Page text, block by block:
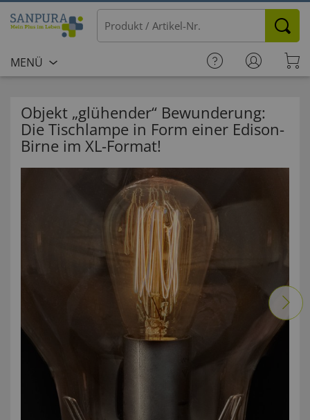
MENÜ
Objekt „glühender“ Bewunderung:
Die Tischlampe in Form einer Edison-
Birne im XL-Format!